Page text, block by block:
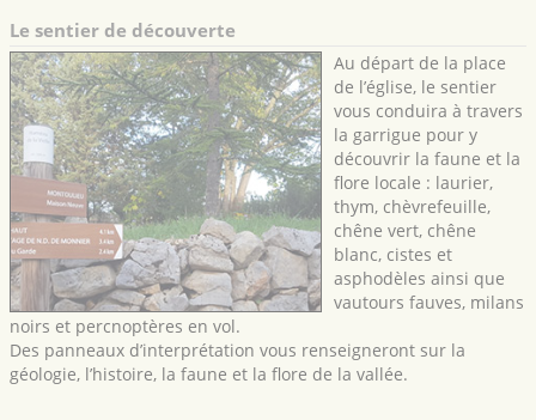
Le sentier de découverte
Au départ de la place
de l’église, le sentier
vous conduira à travers
la garrigue pour y
découvrir la faune et la
flore locale : laurier,
thym, chèvrefeuille,
chêne vert, chêne
blanc, cistes et
asphodèles ainsi que
vautours fauves, milans
noirs et percnoptères en vol.
Des panneaux d’interprétation vous renseigneront sur la
géologie, l’histoire, la faune et la flore de la vallée.